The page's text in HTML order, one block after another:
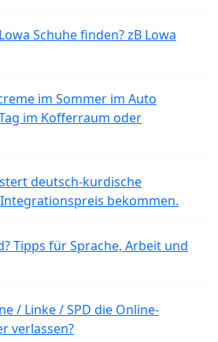
Schuhe finden? zB Lowa
im Sommer im Auto
im Kofferraum oder
deutsch-kurdische
bekommen.
Tipps für Sprache, Arbeit und
/ Linke / SPD die Online-
verlassen?